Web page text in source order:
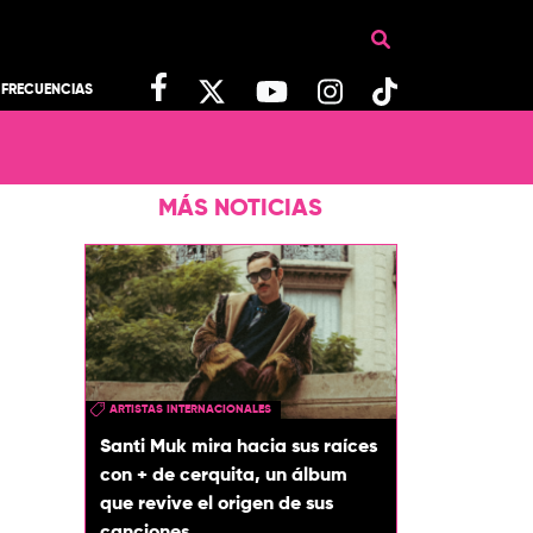
FRECUENCIAS
MÁS NOTICIAS
ARTISTAS INTERNACIONALES
Santi Muk mira hacia sus raíces
con + de cerquita, un álbum
que revive el origen de sus